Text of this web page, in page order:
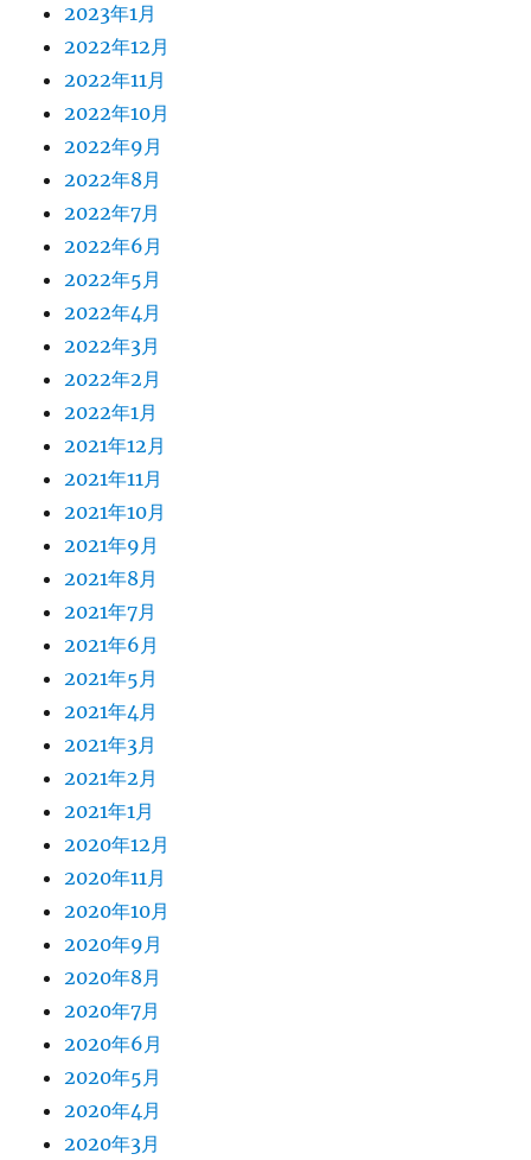
2023年1月
2022年12月
2022年11月
2022年10月
2022年9月
2022年8月
2022年7月
2022年6月
2022年5月
2022年4月
2022年3月
2022年2月
2022年1月
2021年12月
2021年11月
2021年10月
2021年9月
2021年8月
2021年7月
2021年6月
2021年5月
2021年4月
2021年3月
2021年2月
2021年1月
2020年12月
2020年11月
2020年10月
2020年9月
2020年8月
2020年7月
2020年6月
2020年5月
2020年4月
2020年3月